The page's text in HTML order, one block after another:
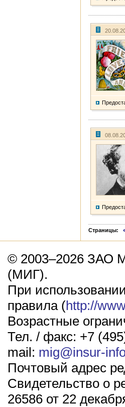
Страницы:
© 2003–2026 ЗАО
(МИГ).
При
правила (http://
Возрастные
Тел. / факс: +7
mail: mig@insur-
Почтовый адрес
Свидетельство о
26586 от 22